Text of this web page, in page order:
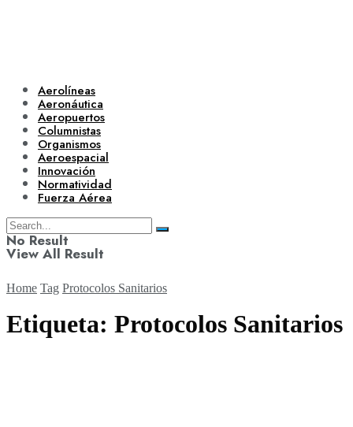
Aerolíneas
Aeronáutica
Aeropuertos
Columnistas
Organismos
Aeroespacial
Innovación
Normatividad
Fuerza Aérea
No Result
View All Result
Home Tag Protocolos Sanitarios
Etiqueta: Protocolos Sanitarios